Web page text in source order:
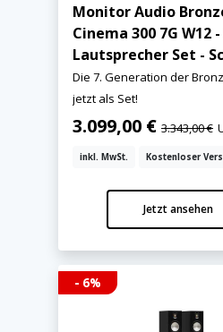
Monitor Audio
Cinema 300 7G W12 -
Lautsprecher Set -
Die 7. Generation der
jetzt als Set!
3.099,00 € 3.343,00 €
inkl. MwSt. Kostenloser
Jetzt ansehen
- 6%